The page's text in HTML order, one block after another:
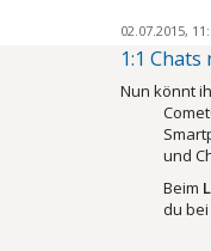
02.07.2015,
1:1
Nun könnt
und
Beim
du bei